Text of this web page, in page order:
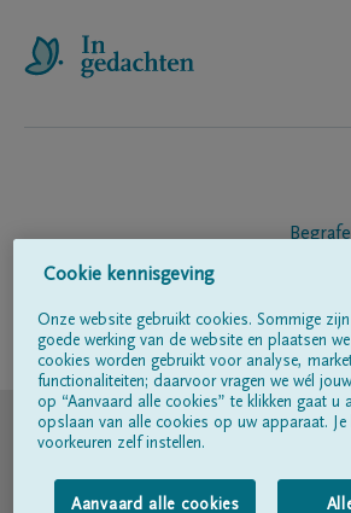
Volg ons op
© DELA
Cookie kennisgeving
Onze website gebruikt cookies. Sommige
goede werking van de website en plaatsen
cookies worden gebruikt voor analyse,
functionaliteiten; daarvoor vragen we wél
op “Aanvaard alle cookies” te klikken gaat u
opslaan van alle cookies op uw apparaat. Je
voorkeuren zelf instellen.
Aanvaard alle cookies